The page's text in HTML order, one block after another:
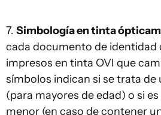
7. Simbología en tinta
cada documento de identidad
impresos en tinta OVI que
símbolos indican si se trata de
(para mayores de edad) o si
menor (en caso de contener